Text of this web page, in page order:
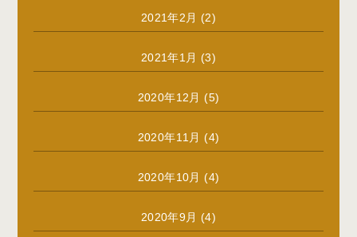
2021年2月 (2)
2021年1月 (3)
2020年12月 (5)
2020年11月 (4)
2020年10月 (4)
2020年9月 (4)